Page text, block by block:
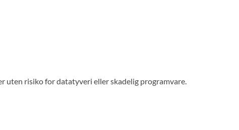
risiko for datatyveri eller skadelig programvare.